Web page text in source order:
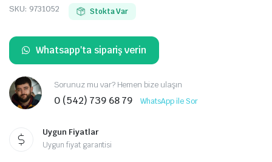
SKU: 9731052 Stokta Var
Whatsapp'ta sipariş verin
Sorunuz mu var? Hemen bize ulaşın
0 (542) 739 68 79 WhatsApp ile Sor
Uygun Fiyatlar
Uygun fiyat garantisi